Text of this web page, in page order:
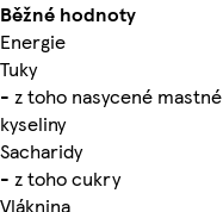
Běžné hodnoty
Energie
Tuky
- z toho nasycené mastné
kyseliny
Sacharidy
- z toho cukry
Vláknina